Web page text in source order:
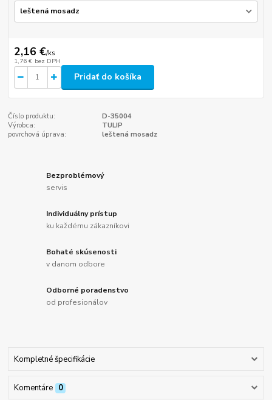
2,16 €/ks
1,76 € bez DPH
Pridať do košíka
Číslo produktu:
D-35004
Výrobca:
TULIP
povrchová úprava:
leštená mosadz
Bezproblémový
servis
Individuálny prístup
ku každému zákazníkovi
Bohaté skúsenosti
v danom odbore
Odborné poradenstvo
od profesionálov
Kompletné špecifikácie
Komentáre 0